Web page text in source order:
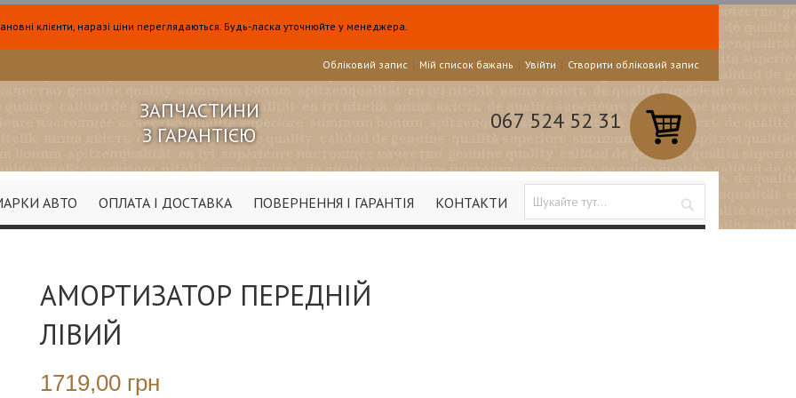
клієнти, наразі ціни переглядаються. Будь-ласка уточнюйте у менеджера.
Обліковий запис Мій список бажань Увійти Створити обліковий запис
ЗАПЧАСТИНИ
З ГАРАНТІЄЮ
067 524 52 31
КОНТАКТИ
ПОВЕРНЕННЯ І ГАРАНТІЯ
ОПЛАТА І ДОСТАВКА
АВТО
АМОРТИЗАТОР ПЕРЕДНІЙ
ЛІВИЙ
1719,00 грн